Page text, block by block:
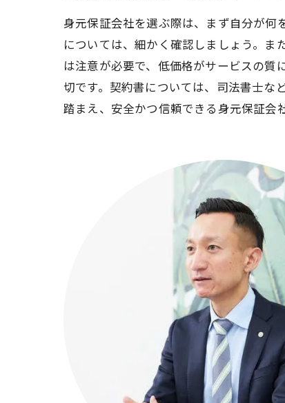
身元保証会社を選ぶ際は、まず自分が何
については、細かく確認しましょう。ま
は注意が必要で、低価格がサービスの
切です。契約書については、司法書士な
踏まえ、安全かつ信頼できる身元保証会